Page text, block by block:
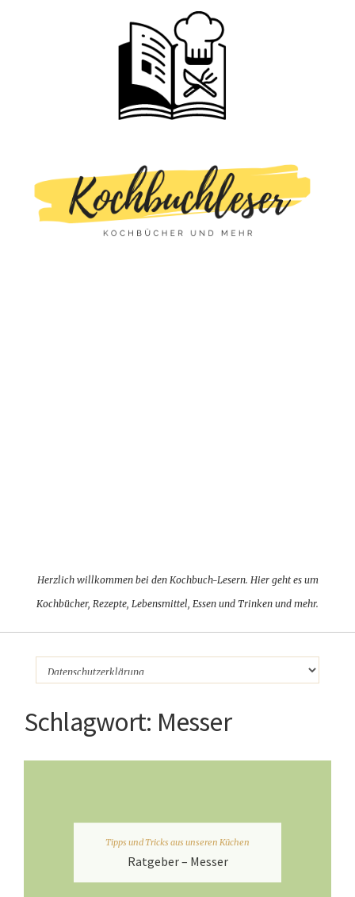
Herzlich willkommen bei den Kochbuch-Lesern. Hier geht es um
Kochbücher, Rezepte, Lebensmittel, Essen und Trinken und mehr.
Schlagwort: Messer
Tipps und Tricks aus unseren Küchen
Ratgeber – Messer